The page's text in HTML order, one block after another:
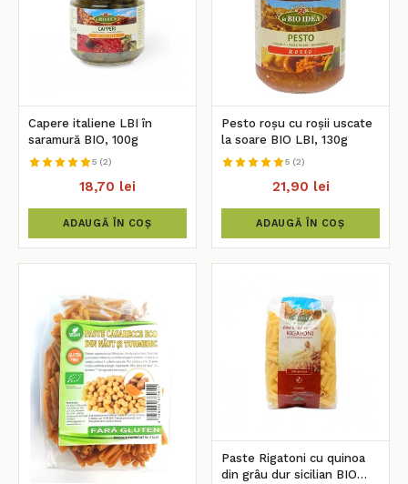
Capere italiene LBI în
saramură BIO, 100g
5 (2)
18,70 lei
ADAUGĂ ÎN COȘ
Pesto roșu cu roșii uscate
la soare BIO LBI, 130g
5 (2)
21,90 lei
ADAUGĂ ÎN COȘ
Paste Rigatoni cu quinoa
din grâu dur sicilian BIO